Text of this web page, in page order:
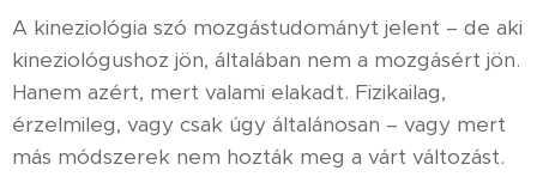
A kineziológia szó mozgástudományt jelent – de aki
kineziológushoz jön, általában nem a mozgásért jön.
Hanem azért, mert valami elakadt. Fizikailag,
érzelmileg, vagy csak úgy általánosan – vagy mert
más módszerek nem hozták meg a várt változást.